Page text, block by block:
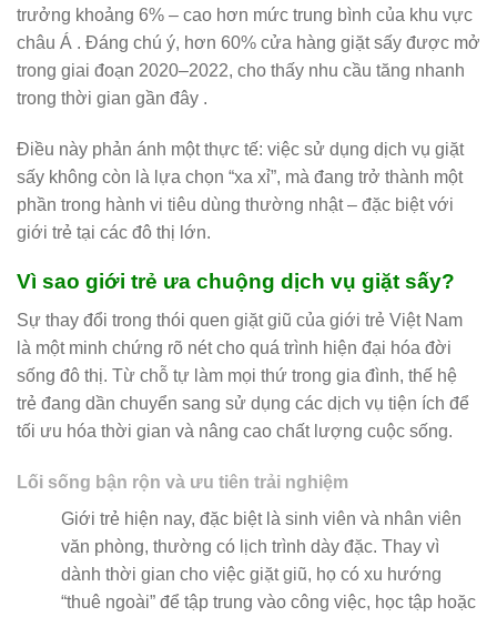
trưởng khoảng 6% – cao hơn mức trung bình của khu vực
châu Á . Đáng chú ý, hơn 60% cửa hàng giặt sấy được mở
trong giai đoạn 2020–2022, cho thấy nhu cầu tăng nhanh
trong thời gian gần đây .
Điều này phản ánh một thực tế: việc sử dụng dịch vụ giặt
sấy không còn là lựa chọn “xa xỉ”, mà đang trở thành một
phần trong hành vi tiêu dùng thường nhật – đặc biệt với
giới trẻ tại các đô thị lớn.
Vì sao giới trẻ ưa chuộng dịch vụ giặt sấy?
Sự thay đổi trong thói quen giặt giũ của giới trẻ Việt Nam
là một minh chứng rõ nét cho quá trình hiện đại hóa đời
sống đô thị. Từ chỗ tự làm mọi thứ trong gia đình, thế hệ
trẻ đang dần chuyển sang sử dụng các dịch vụ tiện ích để
tối ưu hóa thời gian và nâng cao chất lượng cuộc sống.
Lối sống bận rộn và ưu tiên trải nghiệm
Giới trẻ hiện nay, đặc biệt là sinh viên và nhân viên
văn phòng, thường có lịch trình dày đặc. Thay vì
dành thời gian cho việc giặt giũ, họ có xu hướng
“thuê ngoài” để tập trung vào công việc, học tập hoặc